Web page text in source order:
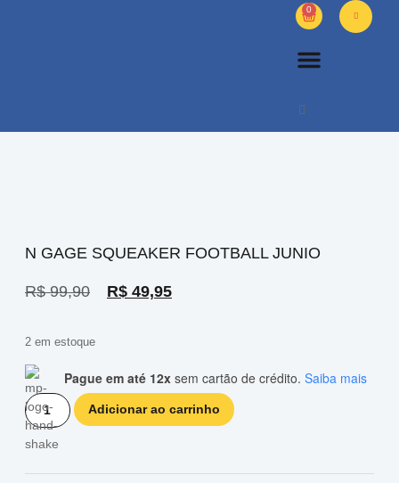
0
N GAGE SQUEAKER FOOTBALL JUNIO
R$99,90 R$ 49,95
2 em estoque
Pague em até 12x sem cartão de crédito. Saiba mais
Adicionar ao carrinho